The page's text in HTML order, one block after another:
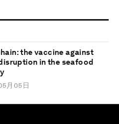
the vaccine against
in the seafood
月05日